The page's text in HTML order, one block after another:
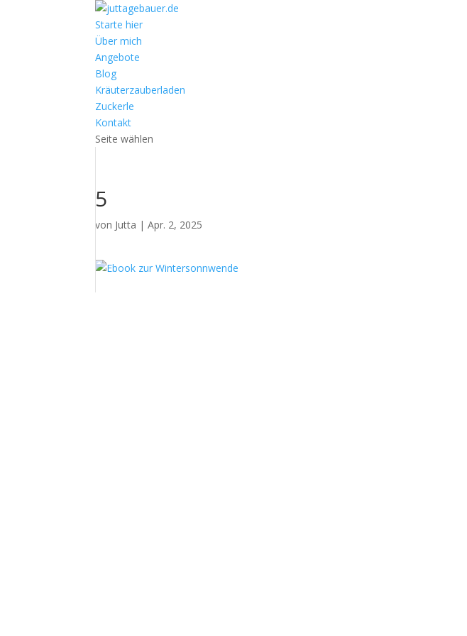
Starte hier
Über mich
Angebote
Blog
Kräuterzauberladen
Zuckerle
Kontakt
Seite wählen
5
von Jutta |Apr. 2, 2025